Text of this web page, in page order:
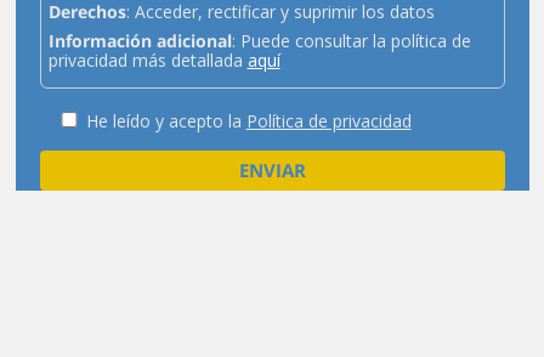
Derechos: Acceder, rectificar y suprimir los datos
Información adicional: Puede consultar la política de
privacidad más detallada aquí
He leído y acepto la Política de privacidad